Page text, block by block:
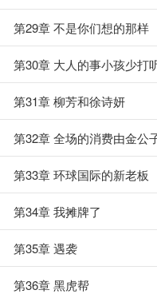
第29章 不是你们想的那样
第30章 大人的事小孩少打
第31章 柳芳和徐诗妍
第32章 全场的消费由金公
第33章 环球国际的新老板
第34章 我摊牌了
第35章 遇袭
第36章 黑虎帮